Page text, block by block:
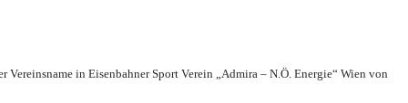
Vereinsname in Eisenbahner Sport Verein „Admira – N.Ö. Energie“ Wien von